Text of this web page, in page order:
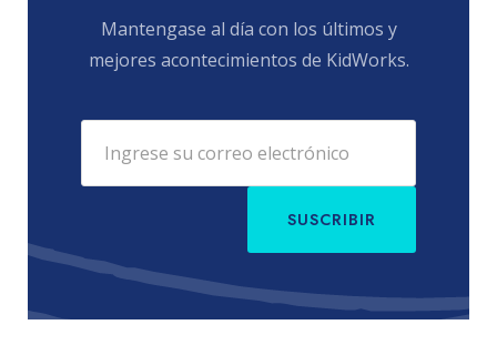
Mantengase al día con los últimos y
mejores acontecimientos de KidWorks.
SUSCRIBIR